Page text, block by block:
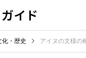
イド
化・歴史 アイヌの文様の種類と意味を解説